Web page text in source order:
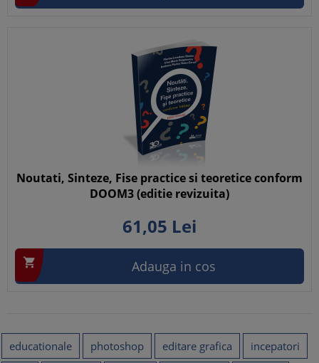
Noutati, Sinteze, Fise practice si teoretice conform
DOOM3 (editie revizuita)
61,05 Lei
 Adauga in cos
educationale photoshop editare grafica
incepatori